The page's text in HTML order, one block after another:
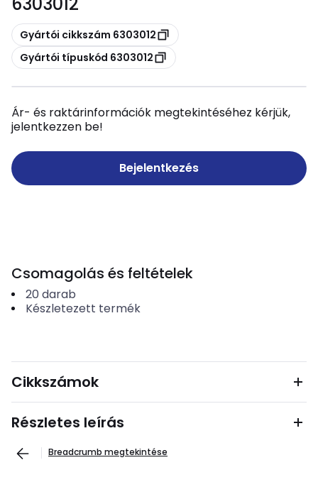
Másolás
Gyártói cikkszám 6303012
Másolás
Gyártói típuskód 6303012
Ár- és raktárinformációk megtekintéséhez kérjük,
jelentkezzen be!
Bejelentkezés
Csomagolás és feltételek
20 darab
Készletezett termék
Cikkszámok
Részletes leírás
Breadcrumb megtekintése